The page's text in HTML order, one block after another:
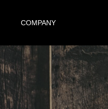
COMPANY